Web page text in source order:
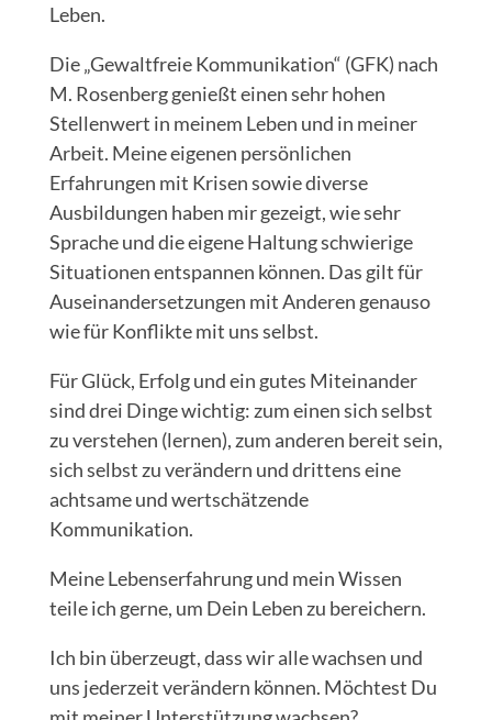
Leben.
Die „Gewaltfreie Kommunikation“ (GFK) nach
M. Rosenberg genießt einen sehr hohen
Stellenwert in meinem Leben und in meiner
Arbeit. Meine eigenen persönlichen
Erfahrungen mit Krisen sowie diverse
Ausbildungen haben mir gezeigt, wie sehr
Sprache und die eigene Haltung schwierige
Situationen entspannen können. Das gilt für
Auseinandersetzungen mit Anderen genauso
wie für Konflikte mit uns selbst.
Für Glück, Erfolg und ein gutes Miteinander
sind drei Dinge wichtig: zum einen sich selbst
zu verstehen (lernen), zum anderen bereit sein,
sich selbst zu verändern und drittens eine
achtsame und wertschätzende
Kommunikation.
Meine Lebenserfahrung und mein Wissen
teile ich gerne, um Dein Leben zu bereichern.
Ich bin überzeugt, dass wir alle wachsen und
uns jederzeit verändern können. Möchtest Du